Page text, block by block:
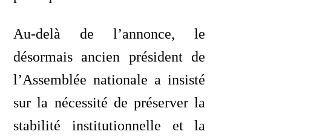
Au-delà de l’annonce, le
désormais ancien président de
l’Assemblée nationale a insisté
sur la nécessité de préserver la
stabilité institutionnelle et la